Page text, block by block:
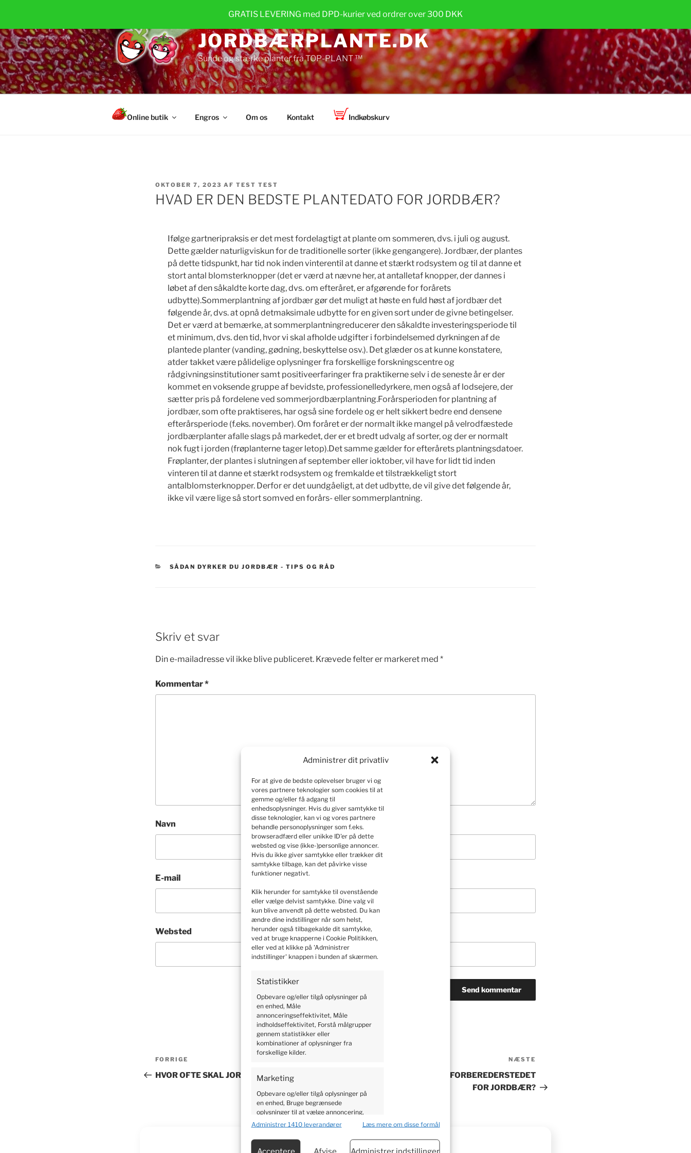
Administrer dit privatliv
For at give de bedste oplevelser bruger vi og
vores partnere teknologier som cookies til at
gemme og/eller få adgang til
enhedsoplysninger. Hvis du giver samtykke til
disse teknologier, kan vi og vores partnere
behandle personoplysninger som f.eks.
browseradfærd eller unikke ID'er på dette
websted og vise (ikke-)personlige annoncer.
Hvis du ikke giver samtykke eller trækker dit
samtykke tilbage, kan det påvirke visse
funktioner negativt.
Klik herunder for samtykke til ovenstående
eller vælge delvist samtykke. Dine valg vil
kun blive anvendt på dette websted. Du kan
ændre dine indstillinger når som helst,
herunder også tilbagekalde dit samtykke,
ved at bruge knapperne i Cookie Politikken,
eller ved at klikke på 'Administrer
indstillinger' knappen i bunden af skærmen.
Statistikker
Opbevare og/eller tilgå oplysninger på
en enhed, Måle
annonceringseffektivitet, Måle
indholdseffektivitet, Forstå målgrupper
gennem statistikker eller
kombinationer af oplysninger fra
forskellige kilder.
Marketing
Opbevare og/eller tilgå oplysninger på
en enhed, Bruge begrænsede
oplysninger til at vælge annoncering,
Oprette profiler til tilpasset
annoncering, Bruge profiler til at vælge
tilpasset annoncering, Oprette profiler
for at tilpasse indhold, Bruge profiler til
Administrer 1410 leverandører Læs mere om disse formål
Acceptere Afvise Administrer indstillinger
GRATIS LEVERING med DPD-kurier ved ordrer over 300 DKK
indhold
JORDBÆRPLANTE.DK
Sunde og stærke planter fra TOP-PLANT ™
Online butik Engros Om os Kontakt Indkøbskurv
UDGIVET
DEN
OKTOBER 7, 2023 AF TEST TEST
HVAD ER DEN BEDSTE PLANTEDATO FOR JORDBÆR?
Ifølge gartneripraksis er det mest fordelagtigt at plante om sommeren, dvs. i juli og august.
Dette gælder naturligviskun for de traditionelle sorter (ikke gengangere). Jordbær, der plantes
på dette tidspunkt, har tid nok inden vinterentil at danne et stærkt rodsystem og til at danne et
stort antal blomsterknopper (det er værd at nævne her, at antalletaf knopper, der dannes i
løbet af den såkaldte korte dag, dvs. om efteråret, er afgørende for forårets
udbytte).Sommerplantning af jordbær gør det muligt at høste en fuld høst af jordbær det
følgende år, dvs. at opnå detmaksimale udbytte for en given sort under de givne betingelser.
Det er værd at bemærke, at sommerplantningreducerer den såkaldte investeringsperiode til
et minimum, dvs. den tid, hvor vi skal afholde udgifter i forbindelsemed dyrkningen af de
plantede planter (vanding, gødning, beskyttelse osv.). Det glæder os at kunne konstatere,
atder takket være pålidelige oplysninger fra forskellige forskningscentre og
rådgivningsinstitutioner samt positiveerfaringer fra praktikerne selv i de seneste år er der
kommet en voksende gruppe af bevidste, professionelledyrkere, men også af lodsejere, der
sætter pris på fordelene ved sommerjordbærplantning.Forårsperioden for plantning af
jordbær, som ofte praktiseres, har også sine fordele og er helt sikkert bedre end densene
efterårsperiode (f.eks. november). Om foråret er der normalt ikke mangel på velrodfæstede
jordbærplanter afalle slags på markedet, der er et bredt udvalg af sorter, og der er normalt
nok fugt i jorden (frøplanterne tager letop).Det samme gælder for efterårets plantningsdatoer.
Frøplanter, der plantes i slutningen af september eller ioktober, vil have for lidt tid inden
vinteren til at danne et stærkt rodsystem og fremkalde et tilstrækkeligt stort
antalblomsterknopper. Derfor er det uundgåeligt, at det udbytte, de vil give det følgende år,
ikke vil være lige så stort somved en forårs- eller sommerplantning.
KATEGORIER
SÅDAN DYRKER DU JORDBÆR - TIPS OG RÅD
Skriv et svar
Din e-mailadresse vil ikke blive publiceret. Krævede felter er markeret med *
Kommentar*
Navn
E-mail
Websted
Indlægsnavigation
Forrige
indlæg
FORRIGE
HVOR OFTE SKAL JORDBÆRRENE VANDES?
indlæg
NÆSTE
HVORDAN MAN KORREKT FORBEREDERSTEDET
FOR JORDBÆR?